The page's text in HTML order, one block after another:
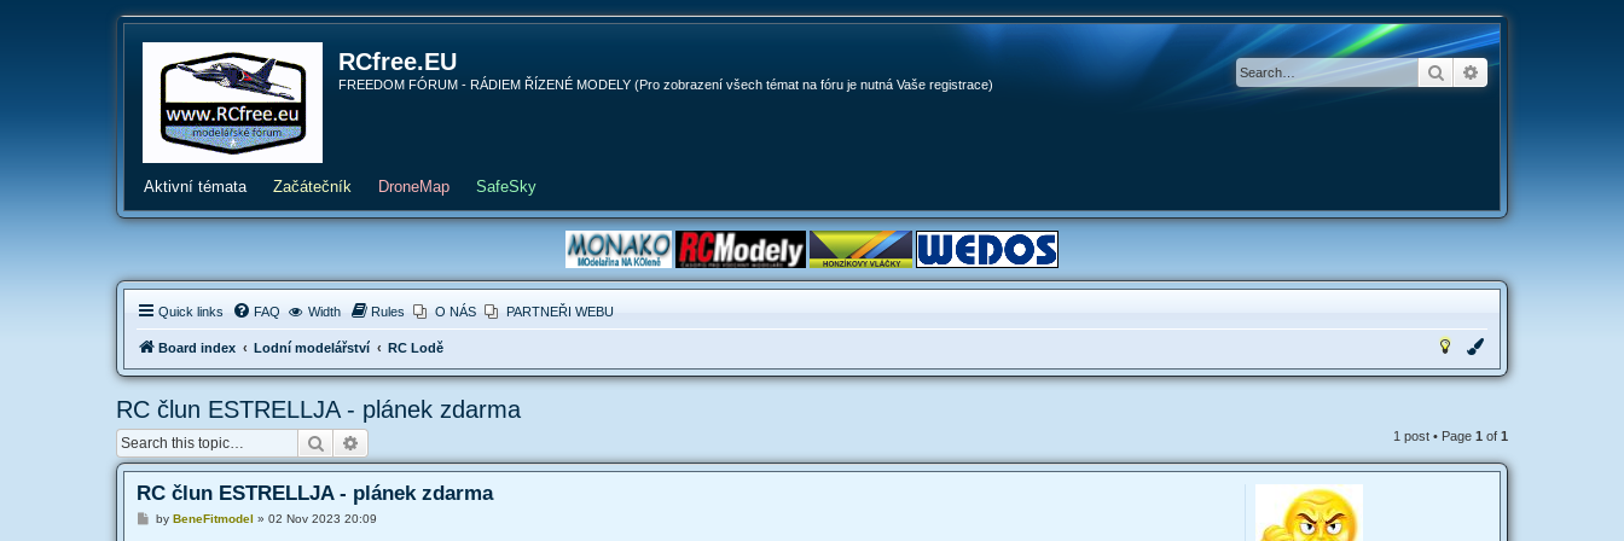
RCfree.EU
FREEDOM FÓRUM - RÁDIEM ŘÍZENÉ MODELY (Pro zobrazení všech témat na fóru je nutná Vaše registrace)
SearchAdvanced search
Aktivní témata Začátečník DroneMap SafeSky
Quick links FAQ Width Rules O NÁS PARTNEŘI WEBU
Board index Lodní modelářství RC Lodě
RC člun ESTRELLJA - plánek zdarma
Search 1 post • Page 1 of 1
RC člun ESTRELLJA - plánek zdarma
Pby BeneFitmodel » 02 Nov 2023 20:09